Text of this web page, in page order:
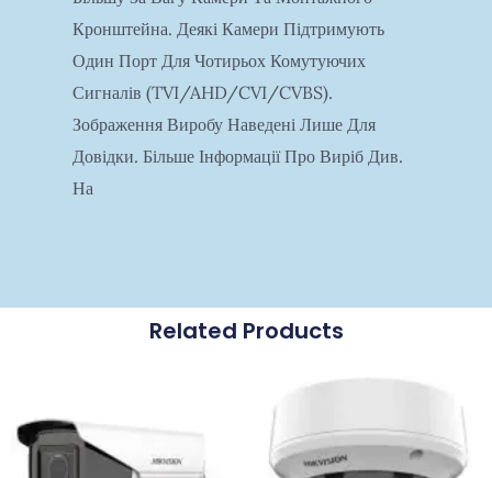
Кронштейна. Деякі Камери Підтримують
Один Порт Для Чотирьох Комутуючих
Сигналів (TVI/AHD/CVI/CVBS).
Зображення Виробу Наведені Лише Для
Довідки. Більше Інформації Про Виріб Див.
На
Related Products